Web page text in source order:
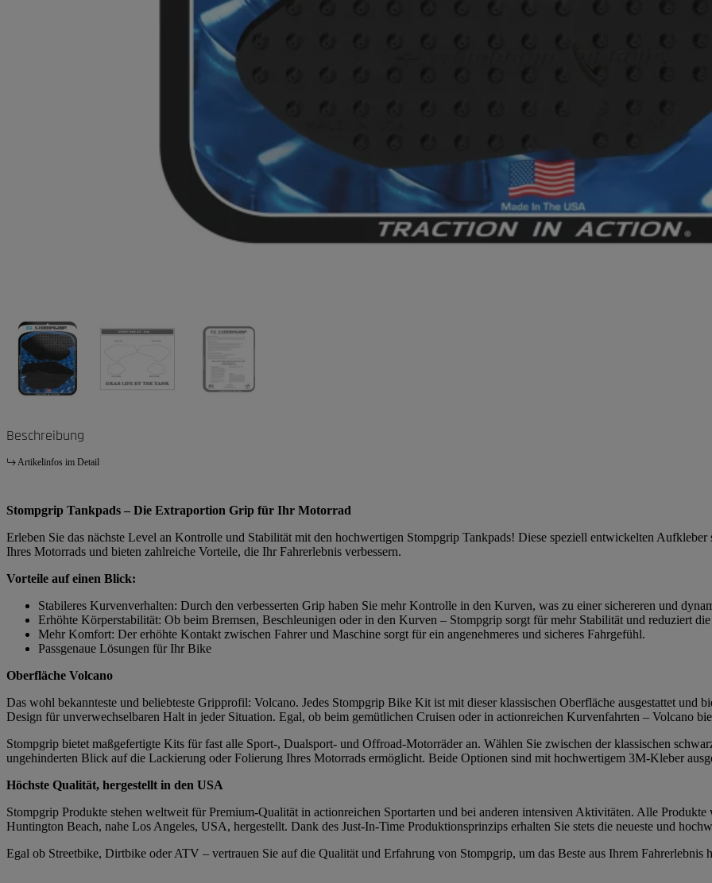
Beschreibung
Artikelinfos im Detail
Stompgrip Tankpads – Die Extraportion Grip für Ihr Motorrad
Erleben Sie das nächste Level an Kontrolle und Stabilität mit den hochwertigen Stompgrip Tankpads! Diese speziell entwickelten
Ihres Motorrads und bieten zahlreiche Vorteile, die Ihr Fahrerlebnis verbessern.
Vorteile auf einen Blick:
Stabileres Kurvenverhalten: Durch den verbesserten Grip haben Sie mehr Kontrolle in den Kurven, was zu einer sichereren und
Erhöhte Körperstabilität: Ob beim Bremsen, Beschleunigen oder in den Kurven – Stompgrip sorgt für mehr Stabilität und reduziert
Mehr Komfort: Der erhöhte Kontakt zwischen Fahrer und Maschine sorgt für ein angenehmeres und sicheres Fahrgefühl.
Passgenaue Lösungen für Ihr Bike
Oberfläche Volcano
Das wohl bekannteste und beliebteste Gripprofil: Volcano. Jedes Stompgrip Bike Kit ist mit dieser klassischen Oberfläche ausgestattet und
Design für unverwechselbaren Halt in jeder Situation. Egal, ob beim gemütlichen Cruisen oder in actionreichen Kurvenfahrten – Volcano
Stompgrip bietet maßgefertigte Kits für fast alle Sport-, Dualsport- und Offroad-Motorräder an. Wählen Sie zwischen der klassischen
ungehinderten Blick auf die Lackierung oder Folierung Ihres Motorrads ermöglicht. Beide Optionen sind mit hochwertigem 3M-Kleber
Höchste Qualität, hergestellt in den USA
Stompgrip Produkte stehen weltweit für Premium-Qualität in actionreichen Sportarten und bei anderen intensiven Aktivitäten. Alle
Huntington Beach, nahe Los Angeles, USA, hergestellt. Dank des Just-In-Time Produktionsprinzips erhalten Sie stets die neueste und
Egal ob Streetbike, Dirtbike oder ATV – vertrauen Sie auf die Qualität und Erfahrung von Stompgrip, um das Beste aus Ihrem Fahrerlebnis